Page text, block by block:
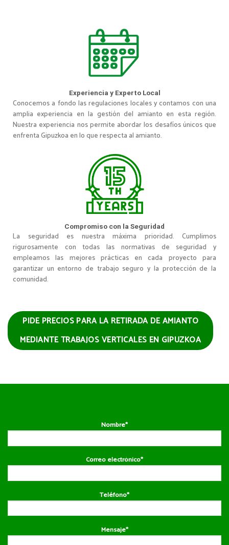
Experiencia y Experto Local
Conocemos a fondo las regulaciones locales y contamos con una
amplia experiencia en la gestión del amianto en esta región.
Nuestra experiencia nos permite abordar los desafíos únicos que
enfrenta Gipuzkoa en lo que respecta al amianto.
Compromiso con la Seguridad
La seguridad es nuestra máxima prioridad. Cumplimos
rigurosamente con todas las normativas de seguridad y
empleamos las mejores prácticas en cada proyecto para
garantizar un entorno de trabajo seguro y la protección de la
comunidad.
PIDE PRECIOS PARA LA RETIRADA DE AMIANTO
MEDIANTE TRABAJOS VERTICALES EN GIPUZKOA
Nombre*
Correo electrónico*
Teléfono*
Mensaje*